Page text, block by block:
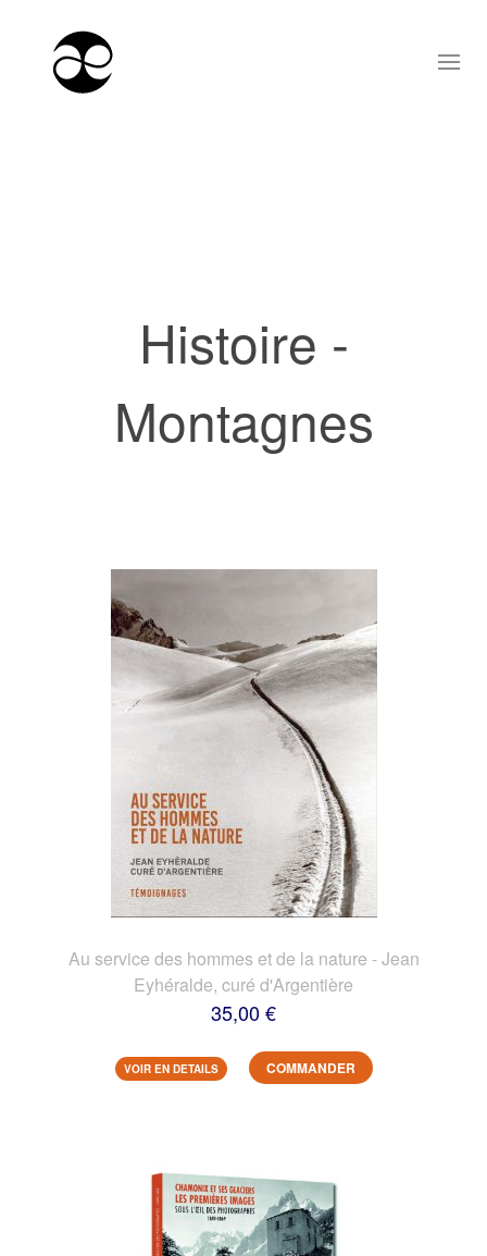
Histoire -
Montagnes
Au service des hommes et de la nature - Jean
Eyhéralde, curé d'Argentière
35,00 €
VOIR EN DETAILS COMMANDER